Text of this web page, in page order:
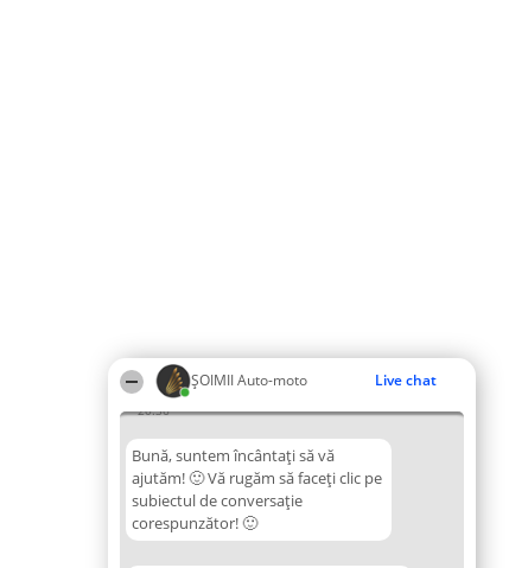
ȘOIMII Auto-moto Live chat
20:36
Bună, suntem încântați să vă
ajutăm! 🙂 Vă rugăm să faceți clic pe
subiectul de conversație
corespunzător! 🙂